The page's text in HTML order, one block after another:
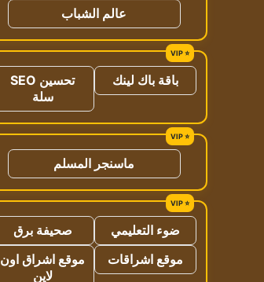
عالم الشباب
باقة باك لينك
تحسين SEO
سلة
ماسنجر المسلم
ضوء التعليمي
صحيفة برق
موقع اشراقات
موقع اشراق اون
لاين